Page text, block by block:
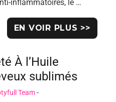
inflammatoires, le …
EN VOIR PLUS >>
À l’Huile
sublimés
Team-